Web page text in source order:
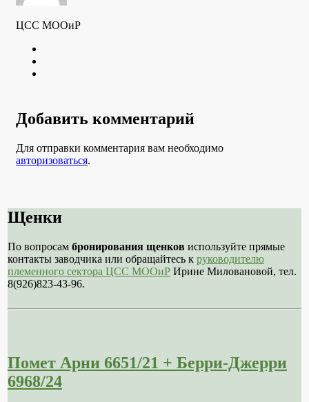
ЦСС МООиР
Добавить комментарий
Для отправки комментария вам необходимо
авторизоваться.
Щенки
По вопросам бронирования щенков используйте прямые
контакты заводчика или обращайтесь к руководителю
племенного сектора ЦСС МООиР Ирине Миловановой, тел.
8(926)823-43-96.
Помет Арни 6651/21 + Берри-Джерри
6968/24